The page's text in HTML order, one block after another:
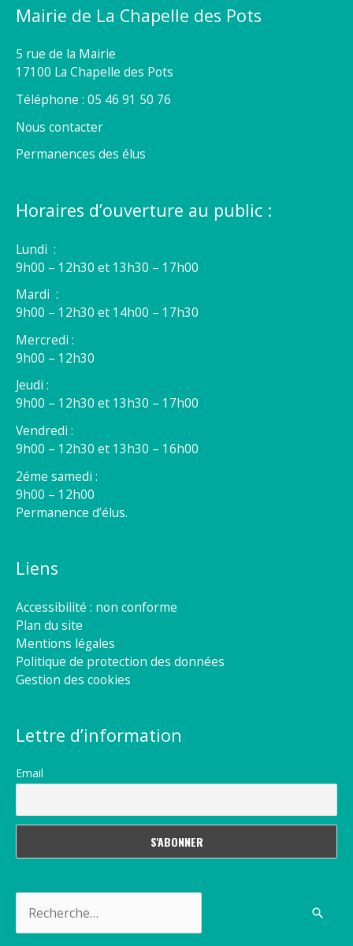
Mairie de La Chapelle des Pots
5 rue de la Mairie
17100 La Chapelle des Pots
Téléphone : 05 46 91 50 76
Nous contacter
Permanences des élus
Horaires d’ouverture au public :
Lundi :
9h00 – 12h30 et 13h30 – 17h00
Mardi :
9h00 – 12h30 et 14h00 – 17h30
Mercredi :
9h00 – 12h30
Jeudi :
9h00 – 12h30 et 13h30 – 17h00
Vendredi :
9h00 – 12h30 et 13h30 – 16h00
2éme samedi :
9h00 – 12h00
Permanence d’élus.
Liens
Accessibilité : non conforme
Plan du site
Mentions légales
Politique de protection des données
Gestion des cookies
Lettre d’information
Email